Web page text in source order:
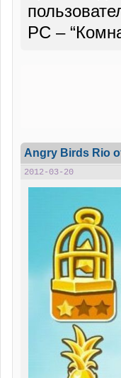
PC –
Angry Birds Rio
2012-03-20